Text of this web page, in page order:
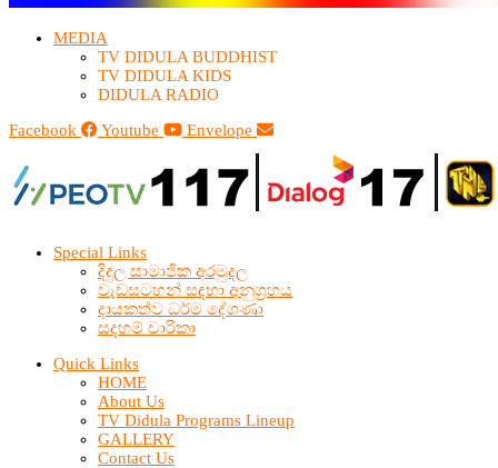
MEDIA
TV DIDULA BUDDHIST​
TV DIDULA KIDS
DIDULA RADIO
Facebook
Youtube Envelope
Special Links
දිදුල සාමාජික අරමුදල
වැඩසටහන් සඳහා අනුග්‍රහය
දායකත්ව ධර්ම දේශණා
සදහම් චාරිකා
Quick Links
HOME
About Us
TV Didula Programs Lineup
GALLERY
Contact Us